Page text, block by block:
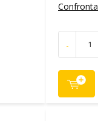
Confronta
-